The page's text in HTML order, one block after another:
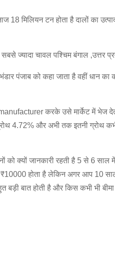
मिलियन टन होता है दालों का
सबसे ज्यादा चावल पश्चिम बंगाल
पंजाब को कहा जाता है वहीं धान
करके उसे मार्केट में भेज
और अभी तक इतनी ग्रोथ कभी
को क्यों जानकारी रहती है 5 से 6
होता है लेकिन अगर आप 10
बात होती है और किस कभी भी